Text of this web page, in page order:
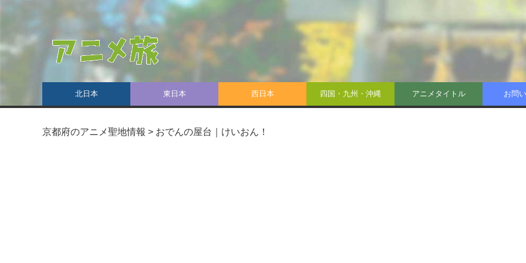
北日本 東日本 西日本 四国・九州・沖縄 アニメタイトル お問
京都府のアニメ聖地情報 > おでんの屋台｜けいおん！